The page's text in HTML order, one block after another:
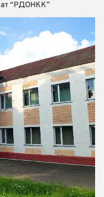
“РДОНКК”